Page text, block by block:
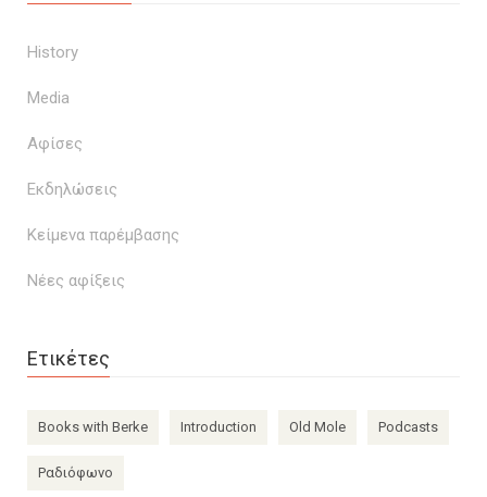
History
Media
Αφίσες
Εκδηλώσεις
Κείμενα παρέμβασης
Νέες αφίξεις
Ετικέτες
Books with Berke Introduction Old Mole Podcasts
Ραδιόφωνο